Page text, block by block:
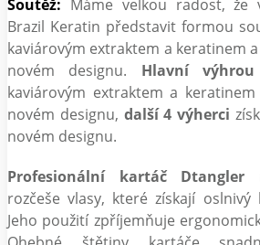
Soutěž: Máme velkou radost, že
Brazil Keratin představit formou
kaviárovým extraktem a keratinem
novém designu. Hlavní výhrou
kaviárovým extraktem a
novém designu, další 4 výherci
novém designu.
Profesionální kartáč Dtangler
rozčeše vlasy, které získají oslnivý
Jeho použití zpříjemňuje